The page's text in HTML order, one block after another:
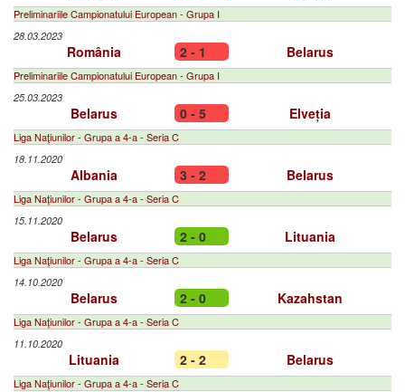
Preliminariile Campionatului European - Grupa I
28.03.2023
România 2 - 1 Belarus
Preliminariile Campionatului European - Grupa I
25.03.2023
Belarus 0 - 5 Elveția
Liga Naţiunilor - Grupa a 4-a - Seria C
18.11.2020
Albania 3 - 2 Belarus
Liga Naţiunilor - Grupa a 4-a - Seria C
15.11.2020
Belarus 2 - 0 Lituania
Liga Naţiunilor - Grupa a 4-a - Seria C
14.10.2020
Belarus 2 - 0 Kazahstan
Liga Naţiunilor - Grupa a 4-a - Seria C
11.10.2020
Lituania 2 - 2 Belarus
Liga Naţiunilor - Grupa a 4-a - Seria C